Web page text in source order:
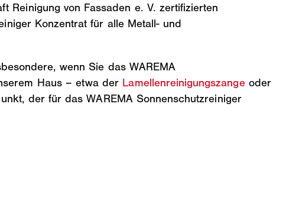
Reinigung von Fassaden e. V. zertifizierten
Konzentrat für alle Metall- und
wenn Sie das WAREMA
Haus – etwa der Lamellenreinigungszangeoder
der für das WAREMA Sonnenschutzreiniger